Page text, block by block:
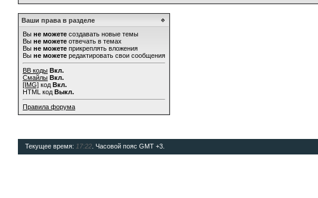
Ваши права в разделе
Вы не можете создавать новые темы
Вы не можете отвечать в темах
Вы не можете прикреплять вложения
Вы не можете редактировать свои сообщения
BB коды Вкл.
Смайлы Вкл.
[IMG] код Вкл.
HTML код Выкл.
Правила форума
Текущее время: 17:22 . Часовой пояс GMT +3.